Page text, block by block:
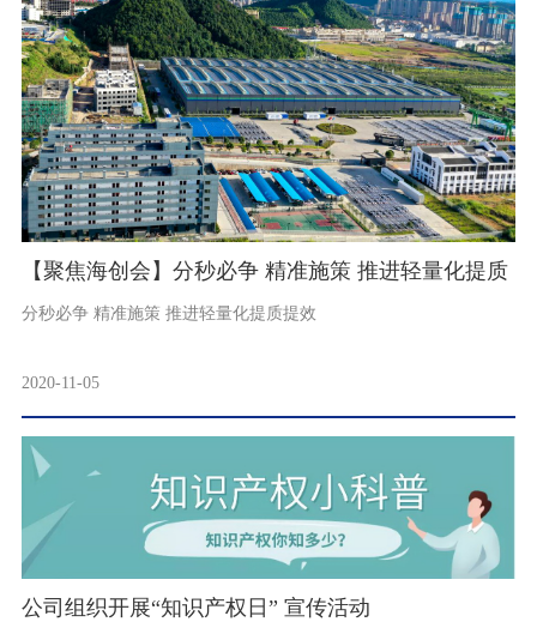
【聚焦海创会】分秒必争 精准施策 推进轻量化提质
提效
分秒必争 精准施策 推进轻量化提质提效
2020-11-05
公司组织开展“知识产权日” 宣传活动